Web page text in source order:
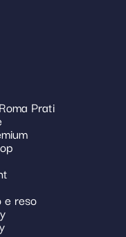
Prati
e reso